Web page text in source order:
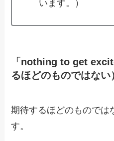
います。）
「nothing to get
るほどのものではない
期待するほどのものでは
す。